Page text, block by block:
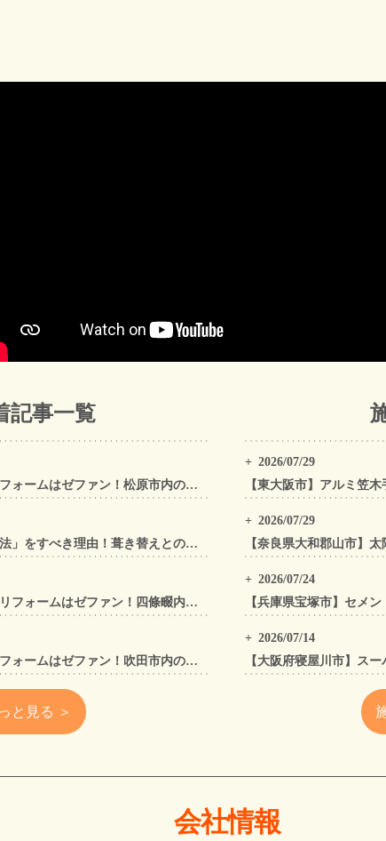
記事一覧
松原市の屋根工事・外壁工事・外装リフォームはゼファン！松原市内の工事事例もご紹介
太陽光パネル設置前に「屋根カバー工法」をすべき理由！葺き替えとの違いや費用・雨漏り対策をプロが解説
四條畷市の屋根工事・外壁工事・外装リフォームはゼファン！四條畷内の工事事例もご紹介
吹田市の屋根工事・外壁工事・外装リフォームはゼファン！吹田市内の工事事例もご紹介
と見る ＞
2026/07/29
2026/07/29
2026/07/24
2026/07/14
会社情報